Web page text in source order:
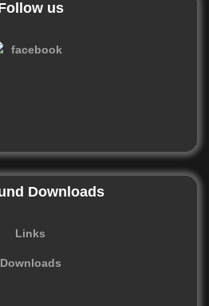
us
Downloads
Links
Downloads